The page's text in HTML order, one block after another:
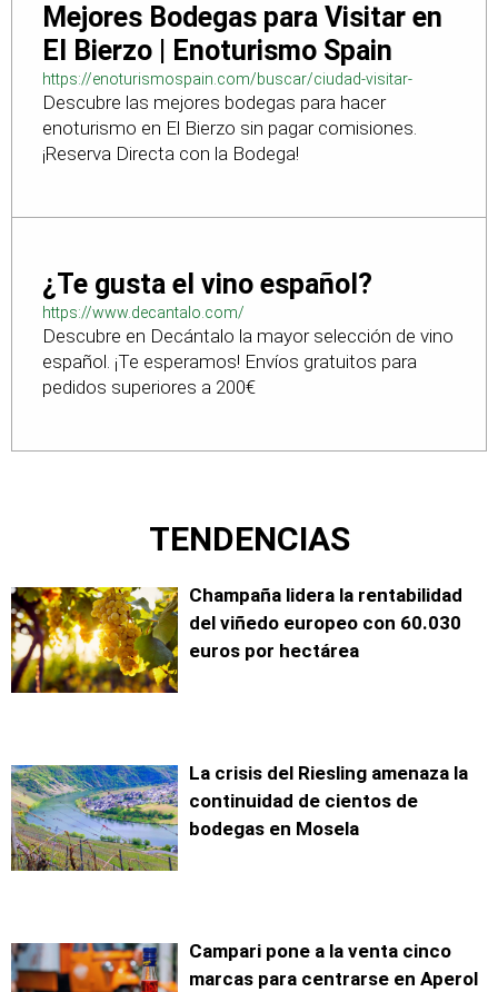
Mejores Bodegas para Visitar en
El Bierzo | Enoturismo Spain
https://enoturismospain.com/buscar/ciudad-visitar-
bodegas-en-leon
Descubre las mejores bodegas para hacer
enoturismo en El Bierzo sin pagar comisiones.
¡Reserva Directa con la Bodega!
¿Te gusta el vino español?
https://www.decantalo.com/
Descubre en Decántalo la mayor selección de vino
español. ¡Te esperamos! Envíos gratuitos para
pedidos superiores a 200€
TENDENCIAS
Champaña lidera la rentabilidad
del viñedo europeo con 60.030
euros por hectárea
La crisis del Riesling amenaza la
continuidad de cientos de
bodegas en Mosela
Campari pone a la venta cinco
marcas para centrarse en Aperol